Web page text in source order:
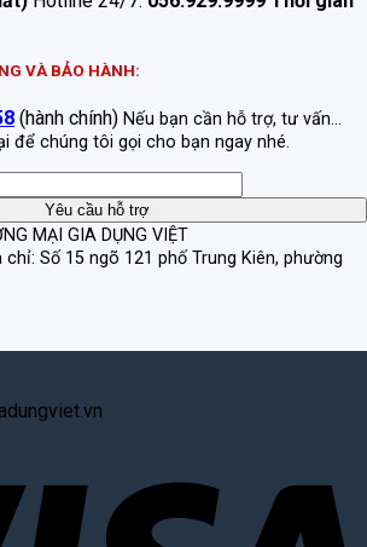
VÀ BẢO HÀNH:
(hành chính) Nếu bạn cần hỗ trợ, tư vấn...
để chúng tôi gọi cho bạn ngay nhé.
MẠI GIA DỤNG VIỆT
chỉ: Số 15 ngõ 121 phố Trung Kiên, phường